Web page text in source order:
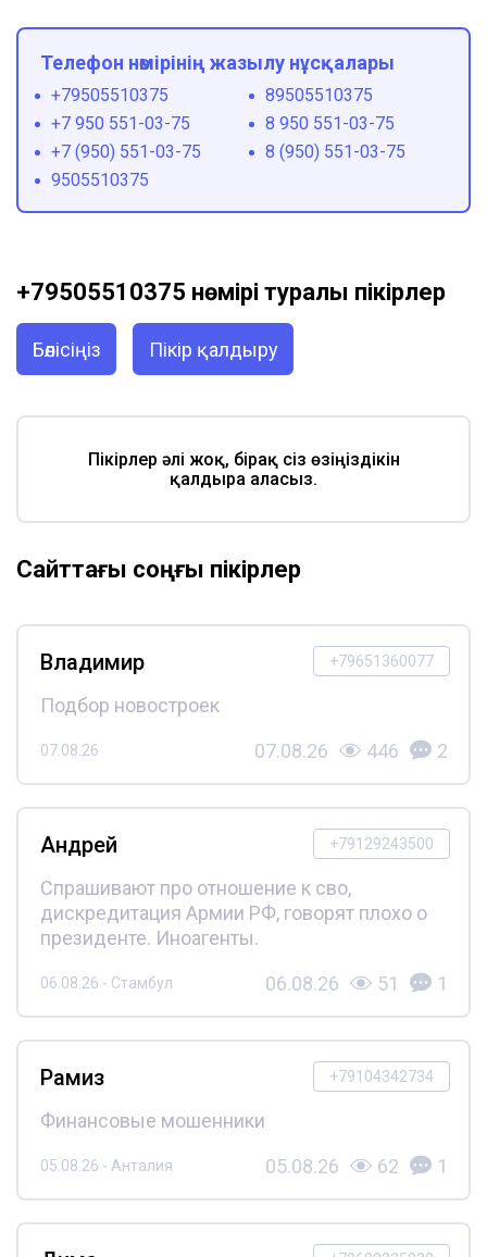
Телефон нөмірінің жазылу нұсқалары
+79505510375
89505510375
+7 950 551-03-75
8 950 551-03-75
+7 (950) 551-03-75
8 (950) 551-03-75
9505510375
+79505510375 нөмірі туралы пікірлер
Бөлісіңіз Пікір қалдыру
Пікірлер әлі жоқ, бірақ сіз өзіңіздікін
қалдыра аласыз.
Сайттағы соңғы пікірлер
+79651360077
Владимир
Подбор новостроек
07.08.26 07.08.26 446 2
+79129243500
Андрей
Спрашивают про отношение к сво,
дискредитация Армии РФ, говорят плохо о
президенте. Иноагенты.
06.08.26 - Стамбул 06.08.26 51 1
+79104342734
Рамиз
Финансовые мошенники
05.08.26 - Анталия 05.08.26 62 1